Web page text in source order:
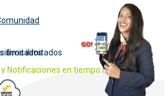
GO!
ilimitadosilimitados
Notificaciones en tiempo real